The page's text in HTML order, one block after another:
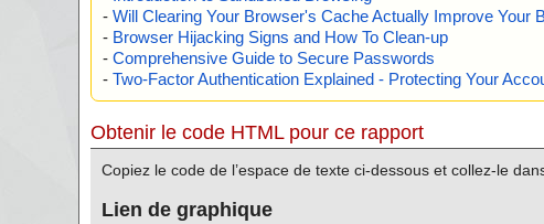
- Will Clearing Your Browser's Cache Actually Improve Your
- Browser Hijacking Signs and How To Clean-up
- Comprehensive Guide to Secure Passwords
- Two-Factor Authentication Explained - Protecting Your
Obtenir le code HTML pour ce rapport
Copiez le code de l’espace de texte ci-dessous et collez-le
Lien de graphique